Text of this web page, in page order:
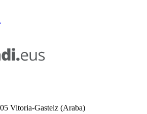
Vitoria-Gasteiz (Araba)